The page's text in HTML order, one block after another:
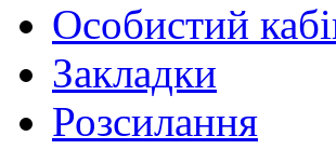
Особистий
Закладки
Розсилання